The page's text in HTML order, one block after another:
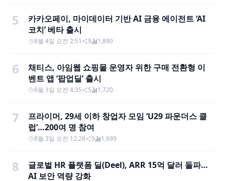
5
카카오페이, 마이데이터 기반 AI 금융 에이전트 ‘AI
코치’ 베타 출시
8월 4일 오전 2:51 9 1,890
6
채티스, 아임웹 쇼핑몰 운영자 위한 구매 전환형 이
벤트 앱 ‘팝업딜’ 출시
8월 3일 오전 4:35 5 1,720
7
프라이머, 29세 이하 창업자 모임 ‘U29 파운더스 클
럽’…200여 명 참여
8월 3일 오전 12:28 9 1,699
8
글로벌 HR 플랫폼 딜(Deel), ARR 15억 달러 돌파…
AI 보안 역량 강화